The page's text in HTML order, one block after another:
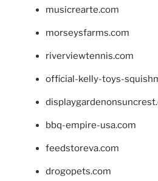
musicrearte.com
morseysfarms.com
riverviewtennis.com
official-kelly-toys-
bbq-empire-usa.com
feedstoreva.com
drogopets.com